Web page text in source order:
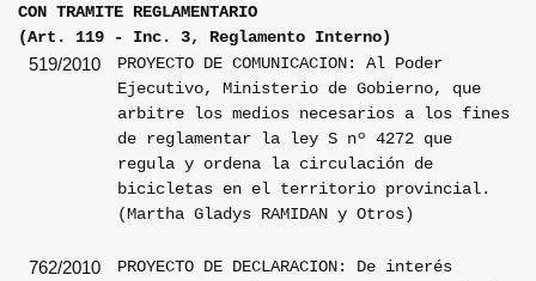
CON TRAMITE REGLAMENTARIO
(Art. 119 - Inc. 3, Reglamento Interno)
519/2010
PROYECTO DE COMUNICACION: Al Poder
Ejecutivo, Ministerio de Gobierno, que
arbitre los medios necesarios a los fines
de reglamentar la ley S nº 4272 que
regula y ordena la circulación de
bicicletas en el territorio provincial.
(Martha Gladys RAMIDAN y Otros)
762/2010
PROYECTO DE DECLARACION: De interés